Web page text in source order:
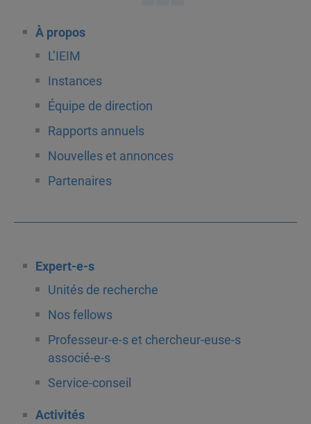
À propos
L’IEIM
Instances
Équipe de direction
Rapports annuels
Nouvelles et annonces
Partenaires
Expert-e-s
Unités de recherche
Nos fellows
Professeur-e-s et chercheur-euse-s
associé-e-s
Service-conseil
Activités